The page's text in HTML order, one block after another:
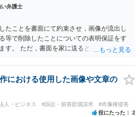
害となるわけではありません。完全無償・
由」「創作物」としての側面が強く評価さ
方、広告収益がある場合は「商業利用」と
クが高まる可能性があります。 公開前に変
いては、公開の場でアドバイスするにも限
料等を持参の上、弁護士に相談されること
弁護士
たことを書面にて約束させ，画像が流出し
等で削除したことについての表明保証をす
す。 ただ，書面を家に送ると家族に不貞行
ほうが良いかと思われます。
における使用した画像や文章の
人・ビジネス #訴訟・損害賠償請求 #肖像権侵害
役にたった 2